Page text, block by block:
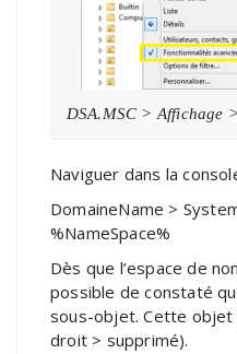
DSA.MSC > Affichage
Naviguer dans la
DomaineName >
%NameSpace%
Dès que l’espace de
possible de constaté
sous-objet. Cette
droit > supprimé).